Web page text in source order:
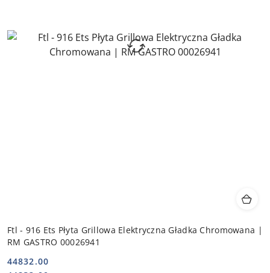
Ftl - 916 Ets Płyta Grillowa Elektryczna Gładka Chromowana |
RM GASTRO 00026941
44832.00